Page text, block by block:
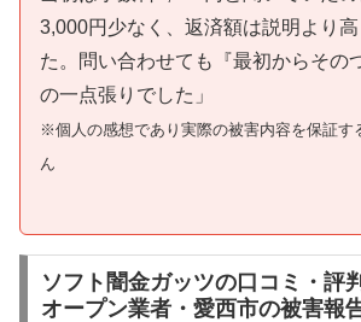
3,000円少なく、返済額は説明より
た。問い合わせても『最初からその
の一点張りでした」
※個人の感想であり実際の被害内容を保証す
ん
ソフト闇金ガッツの口コミ・評
オープン業者・愛西市の被害報